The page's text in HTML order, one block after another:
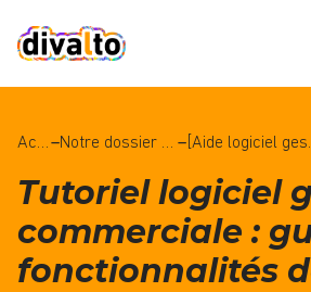
Accueil– Notre dossier Logiciel ERP – [Aide
Tutoriel logiciel
commerciale :
fonctionnalités